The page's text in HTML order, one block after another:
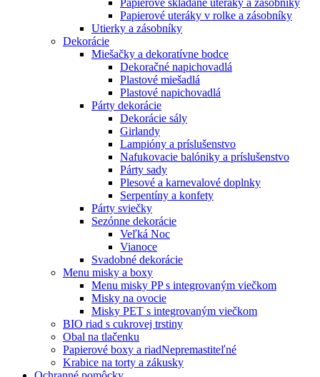
Papierové uteráky v rolke a zásobníky
Utierky a zásobníky
Dekorácie
Miešačky a dekoratívne bodce
Dekoračné napichovadlá
Plastové miešadlá
Plastové napichovadlá
Párty dekorácie
Dekorácie sály
Girlandy
Lampióny a príslušenstvo
Nafukovacie balóniky a príslušenstvo
Párty sady
Plesové a karnevalové doplnky
Serpentíny a konfety
Párty sviečky
Sezónne dekorácie
Veľká Noc
Vianoce
Svadobné dekorácie
Menu misky a boxy
Menu misky PP s integrovaným viečkom
Misky na ovocie
Misky PET s integrovaným viečkom
BIO riad s cukrovej trstiny
Obal na tlačenku
Papierové boxy a riadNepremastiteľné
Krabice na torty a zákusky